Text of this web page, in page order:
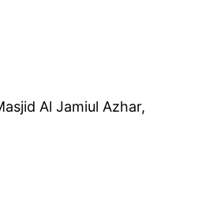
Al Jamiul Azhar,